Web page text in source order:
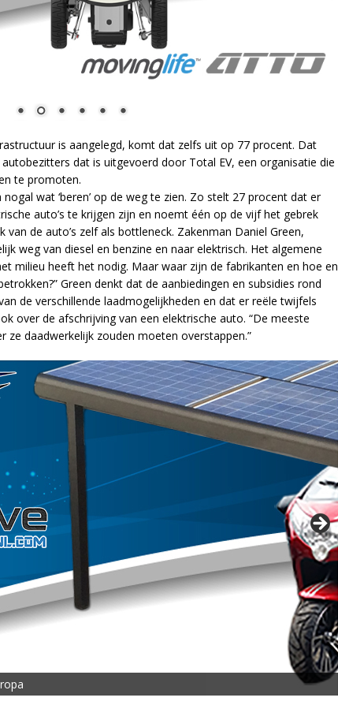
is aangelegd, komt dat zelfs uit op 77 procent. Dat
dat is uitgevoerd door Total EV, een organisatie die
te promoten.
wat ‘beren’ op de weg te zien. Zo stelt 27 procent dat er
auto’s te krijgen zijn en noemt één op de vijf het gebrek
de auto’s zelf als bottleneck. Zakenman Daniel Green,
weg van diesel en benzine en naar elektrisch. Het algemene
milieu heeft het nodig. Maar waar zijn de fabrikanten en hoe en
Green denkt dat de aanbiedingen en subsidies rond
de verschillende laadmogelijkheden en dat er reële twijfels
over de afschrijving van een elektrische auto. “De meeste
ze daadwerkelijk zouden moeten overstappen.”